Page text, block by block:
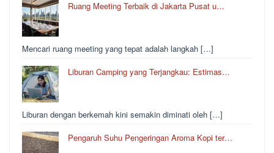
Ruang Meeting Terbaik di Jakarta Pusat u…
Mencari ruang meeting yang tepat adalah langkah […]
Liburan Camping yang Terjangkau: Estimas…
Liburan dengan berkemah kini semakin diminati oleh […]
Pengaruh Suhu Pengeringan Aroma Kopi ter…